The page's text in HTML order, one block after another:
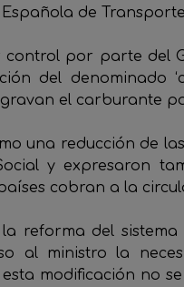
de
control por parte del
del denominado
el carburante
una reducción de
y expresaron
cobran a la
reforma del
al ministro la
modificación no